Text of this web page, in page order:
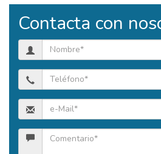
Contacta con